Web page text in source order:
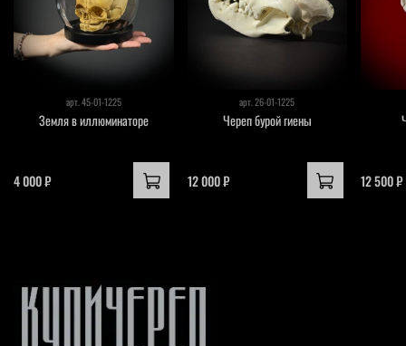
арт.45-01-1225
Земля в иллюминаторе
4 000 ₽
арт.26-01-1225
Череп бурой гиены
12 000 ₽ 12 500 ₽